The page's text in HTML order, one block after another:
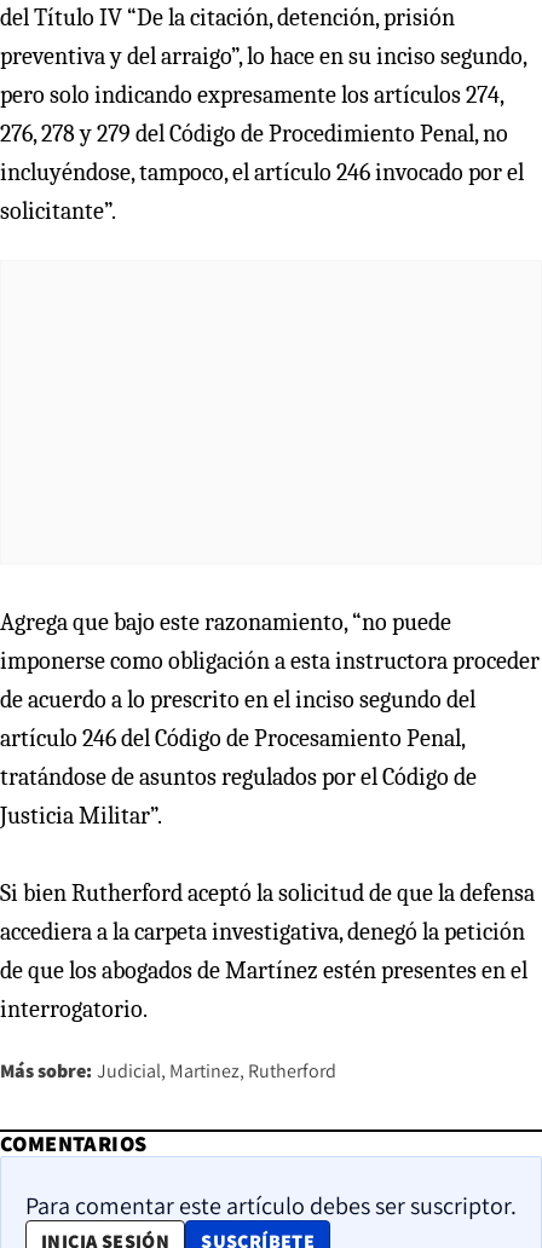
del Título IV “De la citación, detención, prisión
preventiva y del arraigo”, lo hace en su inciso segundo,
pero solo indicando expresamente los artículos 274,
276, 278 y 279 del Código de Procedimiento Penal, no
incluyéndose, tampoco, el artículo 246 invocado por el
solicitante”.
Agrega que bajo este razonamiento, “no puede
imponerse como obligación a esta instructora proceder
de acuerdo a lo prescrito en el inciso segundo del
artículo 246 del Código de Procesamiento Penal,
tratándose de asuntos regulados por el Código de
Justicia Militar”.
Si bien Rutherford aceptó la solicitud de que la defensa
accediera a la carpeta investigativa, denegó la petición
de que los abogados de Martínez estén presentes en el
interrogatorio.
Más sobre: Judicial Martinez Rutherford
COMENTARIOS
Para comentar este artículo debes ser suscriptor.
INICIA SESIÓN SUSCRÍBETE
OPENS IN NEW WINDOW